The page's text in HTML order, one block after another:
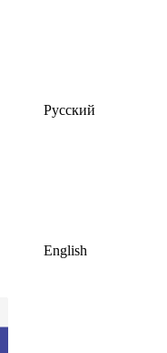
Русский
English